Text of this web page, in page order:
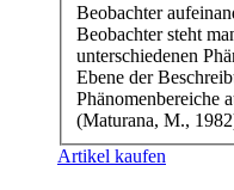
Beobachter
Beobachter steht
unterschiedenen
Ebene der
Phänomenbereiche
(Maturana, M.,
Artikel kaufen